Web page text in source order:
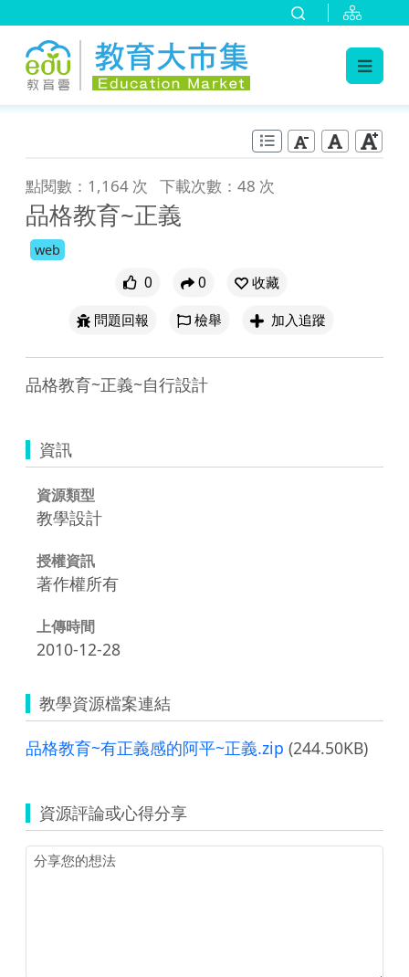
點閱數：1,164 次 下載次數：48 次
品格教育~正義
web
0 0
收藏
問題回報
檢舉 加入追蹤
品格教育~正義~自行設計
資訊
資源類型
教學設計
授權資訊
著作權所有
上傳時間
2010-12-28
教學資源檔案連結
品格教育~有正義感的阿平~正義.zip (244.50KB)
資源評論或心得分享